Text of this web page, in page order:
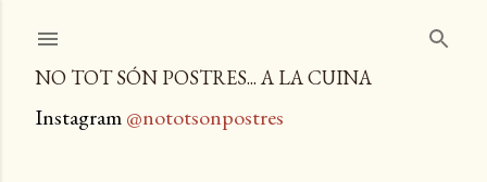
NO TOT SÓN POSTRES... A LA CUINA
Instagram@nototsonpostres